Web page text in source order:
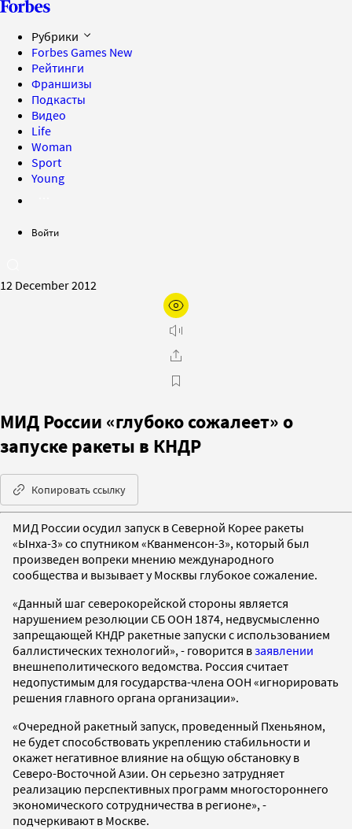
Рубрики
Forbes Games New
Рейтинги
Франшизы
Подкасты
Видео
Life
Woman
Sport
Young
Войти
12 December 2012
МИД России «глубоко сожалеет» о
запуске ракеты в КНДР
Копировать ссылку
МИД России осудил запуск в Северной Корее ракеты
«Ынха-3» со спутником «Кванменсон-3», который был
произведен вопреки мнению международного
сообщества и вызывает у Москвы глубокое сожаление.
«Данный шаг северокорейской стороны является
нарушением резолюции СБ ООН 1874, недвусмысленно
запрещающей КНДР ракетные запуски с использованием
баллистических технологий», - говорится взаявлении
внешнеполитического ведомства. Россия считает
недопустимым для государства-члена ООН «игнорировать
решения главного органа организации».
«Очередной ракетный запуск, проведенный Пхеньяном,
не будет способствовать укреплению стабильности и
окажет негативное влияние на общую обстановку в
Северо-Восточной Азии. Он серьезно затрудняет
реализацию перспективных программ многостороннего
экономического сотрудничества в регионе», -
подчеркивают в Москве.